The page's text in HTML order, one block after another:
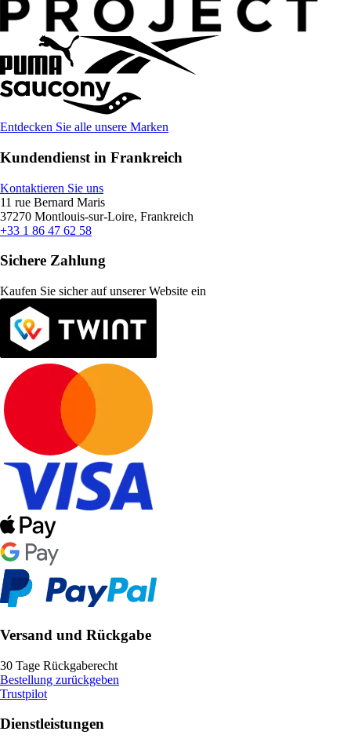
Entdecken Sie alle unsere Marken
Kundendienst in Frankreich
Kontaktieren Sie uns
11 rue Bernard Maris
37270 Montlouis-sur-Loire, Frankreich
+33 1 86 47 62 58
Sichere Zahlung
Kaufen Sie sicher auf unserer Website ein
Versand und Rückgabe
30 Tage Rückgaberecht
Bestellung zurückgeben
Trustpilot
Dienstleistungen